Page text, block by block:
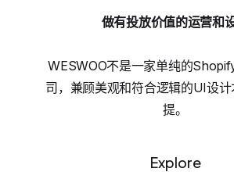
做有投放价值的运营和
WESWOO不是一家单纯的
司，兼顾美观和符合逻辑的UI设
提。
Explore